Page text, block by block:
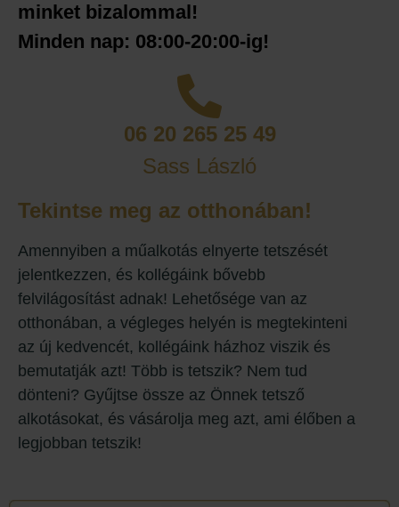
minket bizalommal!
Minden nap: 08:00-20:00-ig!
06 20 265 25 49
Sass László
Tekintse meg az otthonában!
Amennyiben a műalkotás elnyerte tetszését
jelentkezzen, és kollégáink bővebb
felvilágosítást adnak! Lehetősége van az
otthonában, a végleges helyén is megtekinteni
az új kedvencét, kollégáink házhoz viszik és
bemutatják azt! Több is tetszik? Nem tud
dönteni? Gyűjtse össze az Önnek tetsző
alkotásokat, és vásárolja meg azt, ami élőben a
legjobban tetszik!